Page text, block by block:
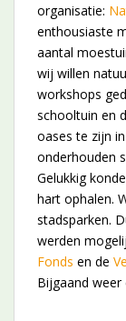
organisatie:
enthousiaste
aantal
wij willen
workshops
schooltuin en
oases te zijn
onderhouden
Gelukkig
hart ophalen.
stadsparken.
werden
Fonds en de
Bijgaand weer